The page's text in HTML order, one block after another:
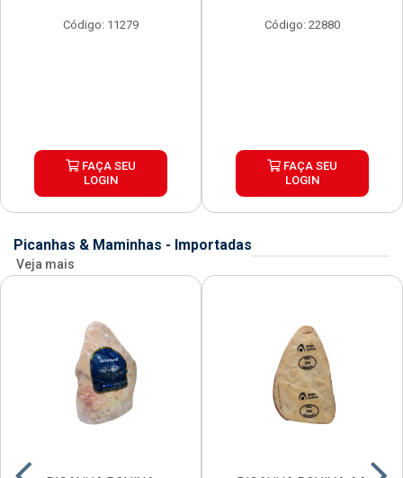
Código: 11279
FAÇA SEU
LOGIN
Código: 22880
FAÇA SEU
LOGIN
Picanhas & Maminhas - Importadas
Veja mais